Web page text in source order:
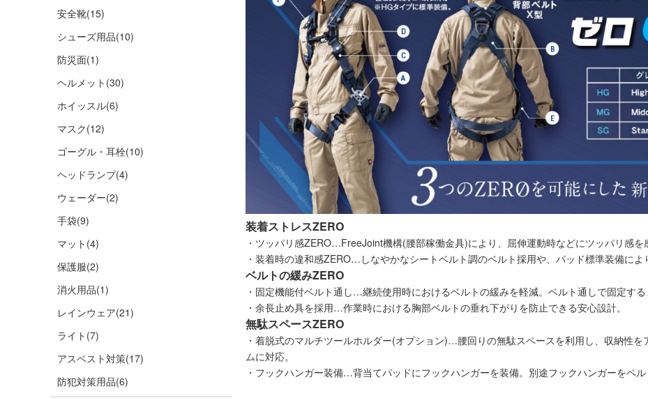
安全靴(15)
シューズ用品(10)
防災面(1)
ヘルメット (30)
ホイッスル(6)
マスク(12)
ゴーグル・耳栓(10)
ヘッドランプ(4)
ウェーダー(2)
手袋(9)
マット (4)
保護服(2)
消火用品(1)
レインウェア(21)
ライト (7)
アスベスト対策(17)
防犯対策用品(6)
装着ストレスZERO
・ツッパリ感ZERO…FreeJoint機構(腰部稼働金具)により、屈伸運動時などにツッパリ感を
・装着時の違和感ZERO…しなやかなシートベルト調のベルト採用や、パッド標準装備によ
ベルトの緩みZERO
・固定機能付ベルト通し…継続使用時におけるベルトの緩みを軽減。ベルト通しで固定する
・余長止め具を採用…作業時における胸部ベルトの垂れ下がりを防止できる安心設計。
無駄スペースZERO
・着脱式のマルチツールホルダー(オプション)…腰回りの無駄スペースを利用し、収納性
ムに対応。
・フックハンガー装備…背当てパッドにフックハンガーを装備。別途フックハンガーをベル